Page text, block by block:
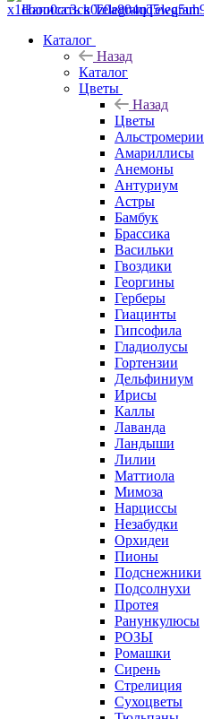
Написать в TelegramTelegram
Каталог
Назад
Каталог
Цветы
Назад
Цветы
Альстромерии
Амариллисы
Анемоны
Антуриум
Астры
Бамбук
Брассика
Васильки
Гвоздики
Георгины
Герберы
Гиацинты
Гипсофила
Гладиолусы
Гортензии
Дельфиниум
Ирисы
Каллы
Лаванда
Ландыши
Лилии
Маттиола
Мимоза
Нарциссы
Незабудки
Орхидеи
Пионы
Подснежники
Подсолнухи
Протея
Ранункулюсы
РОЗЫ
Ромашки
Сирень
Стрелиция
Сухоцветы